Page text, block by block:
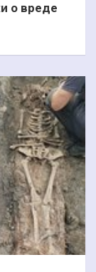
о вреде